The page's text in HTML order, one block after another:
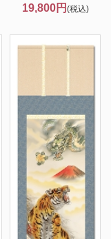
19,800円 (税込)